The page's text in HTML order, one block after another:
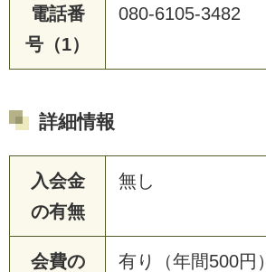
電話番
号（1）
080-6105-3482
詳細情報
入会金
の有無
無し
会費の
有り（年間500円）